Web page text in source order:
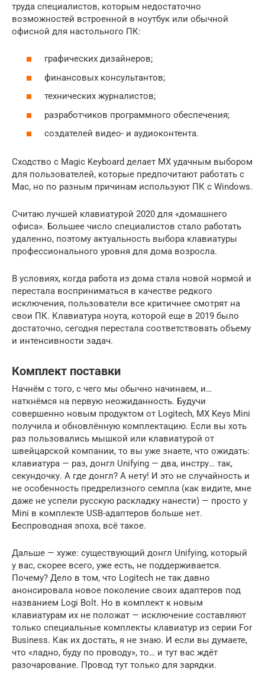
труда специалистов, которым недостаточно
возможностей встроенной в ноутбук или обычной
офисной для настольного ПК:
графических дизайнеров;
финансовых консультантов;
технических журналистов;
разработчиков программного обеспечения;
создателей видео- и аудиоконтента.
Сходство с Magic Keyboard делает MX удачным выбором
для пользователей, которые предпочитают работать с
Mac, но по разным причинам используют ПК с Windows.
Считаю лучшей клавиатурой 2020 для «домашнего
офиса». Большее число специалистов стало работать
удаленно, поэтому актуальность выбора клавиатуры
профессионального уровня для дома возросла.
В условиях, когда работа из дома стала новой нормой и
перестала восприниматься в качестве редкого
исключения, пользователи все критичнее смотрят на
свои ПК. Клавиатура ноута, которой еще в 2019 было
достаточно, сегодня перестала соответствовать объему
и интенсивности задач.
Комплект поставки
Начнём с того, с чего мы обычно начинаем, и…
наткнёмся на первую неожиданность. Будучи
совершенно новым продуктом от Logitech, MX Keys Mini
получила и обновлённую комплектацию. Если вы хоть
раз пользовались мышкой или клавиатурой от
швейцарской компании, то вы уже знаете, что ожидать:
клавиатура — раз, донгл Unifying — два, инстру… так,
секундочку. А где донгл? А нету! И это не случайность и
не особенность предрелизного семпла (как видите, мне
даже не успели русскую раскладку нанести) — просто у
Mini в комплекте USB-адаптеров больше нет.
Беспроводная эпоха, всё такое.
Дальше — хуже: существующий донгл Unifying, который
у вас, скорее всего, уже есть, не поддерживается.
Почему? Дело в том, что Logitech не так давно
анонсировала новое поколение своих адаптеров под
названием Logi Bolt. Но в комплект к новым
клавиатурам их не положат — исключение составляют
только специальные комплекты клавиатур из серии For
Business. Как их достать, я не знаю. И если вы думаете,
что «ладно, буду по проводу», то… и тут вас ждёт
разочарование. Провод тут только для зарядки.